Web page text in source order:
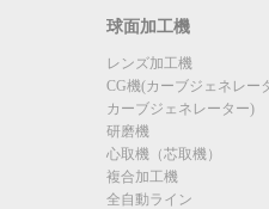
球面加工機
レンズ加工機
CG機(カーブジェネレー
カーブジェネレーター)
研磨機
心取機（芯取機）
複合加工機
全自動ライン